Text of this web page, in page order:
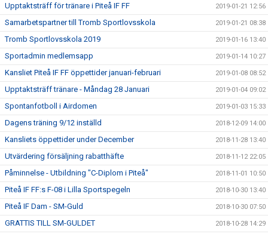
Upptaktsträff för tränare i Piteå IF FF 2019-01-21 12:56
Samarbetspartner till Tromb Sportlovsskola 2019-01-21 08:38
Tromb Sportlovsskola 2019 2019-01-16 13:40
Sportadmin medlemsapp 2019-01-14 10:27
Kansliet Piteå IF FF öppettider januari-februari 2019-01-08 08:52
Upptaktsträff tränare - Måndag 28 Januari 2019-01-04 09:02
Spontanfotboll i Airdomen 2019-01-03 15:33
Dagens träning 9/12 inställd 2018-12-09 14:00
Kansliets öppettider under December 2018-11-28 13:40
Utvärdering försäljning rabatthäfte 2018-11-12 22:05
Påminnelse - Utbildning "C-Diplom i Piteå" 2018-11-01 10:50
Piteå IF FF:s F-08 i Lilla Sportspegeln 2018-10-30 13:40
Piteå IF Dam - SM-Guld 2018-10-30 07:50
GRATTIS TILL SM-GULDET 2018-10-28 14:29